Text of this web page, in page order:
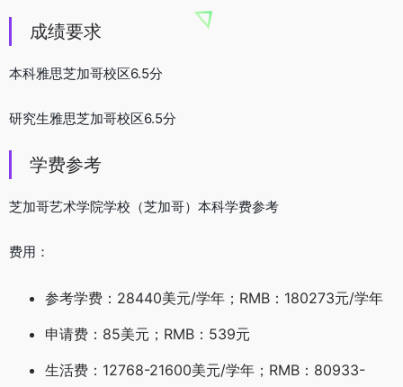
成绩要求
本科雅思芝加哥校区6.5分
研究生雅思芝加哥校区6.5分
学费参考
芝加哥艺术学院学校（芝加哥）本科学费参考
费用：
参考学费：28440美元/学年；RMB：180273元/学年
申请费：85美元；RMB：539元
生活费：12768-21600美元/学年；RMB：80933-